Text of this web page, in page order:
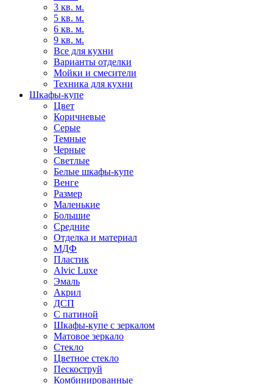
3 кв. м.
5 кв. м.
6 кв. м.
9 кв. м.
Все для кухни
Варианты отделки
Мойки и смесители
Техника для кухни
Шкафы-купе
Цвет
Коричневые
Серые
Темные
Черные
Светлые
Белые шкафы-купе
Венге
Размер
Маленькие
Большие
Средние
Отделка и материал
МДФ
Пластик
Alvic Luxe
Эмаль
Акрил
ДСП
С патиной
Шкафы-купе с зеркалом
Матовое зеркало
Стекло
Цветное стекло
Пескоструй
Комбинированные